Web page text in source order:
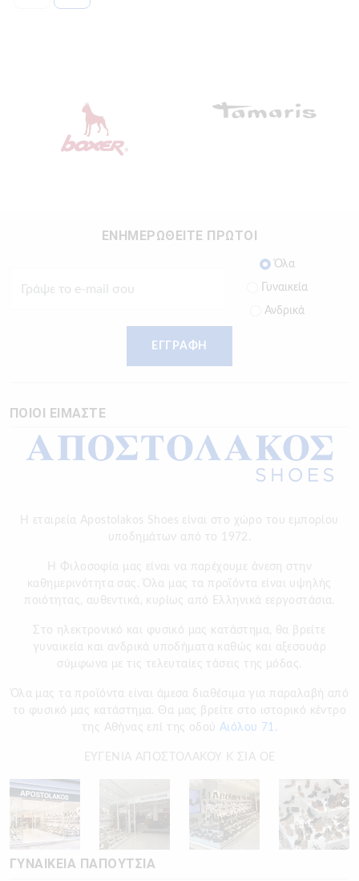
ΕΝΗΜΕΡΩΘΕΙΤΕ ΠΡΩΤΟΙ
Όλα
Γυναικεία
Ανδρικά
ΕΓΓΡΑΦΗ
ΠΟΙΟΙ ΕΙΜΑΣΤΕ
Η εταιρεία Apostolakos Shoes είναι στο χώρο του εμπορίου
υποδημάτων από το 1972.
H Φιλοσοφία μας είναι να παρέχουμε άνεση στην
καθημερινότητα σας. Όλα μας τα προϊόντα είναι υψηλής
ποιότητας, αυθεντικά, κυρίως από Ελληνικά εεργοστάσια.
Στο ηλεκτρονικό και φυσικό μας κατάστημα, θα βρείτε
γυναικεία και ανδρικά υποδήματα καθώς και αξεσουάρ
σύμφωνα με τις τελευταίες τάσεις της μόδας.
Όλα μας τα προϊόντα είναι άμεσα διαθέσιμα για παραλαβή από
το φυσικό μας κατάστημα. Θα μας βρείτε στο ιστορικό κέντρο
της Αθήνας επί της οδού Αιόλου 71.
ΕΥΓΕΝΙΑ ΑΠΟΣΤΟΛΑΚΟΥ Κ ΣΙΑ ΟΕ
ΓΥΝΑΙΚΕΙΑ ΠΑΠΟΥΤΣΙΑ